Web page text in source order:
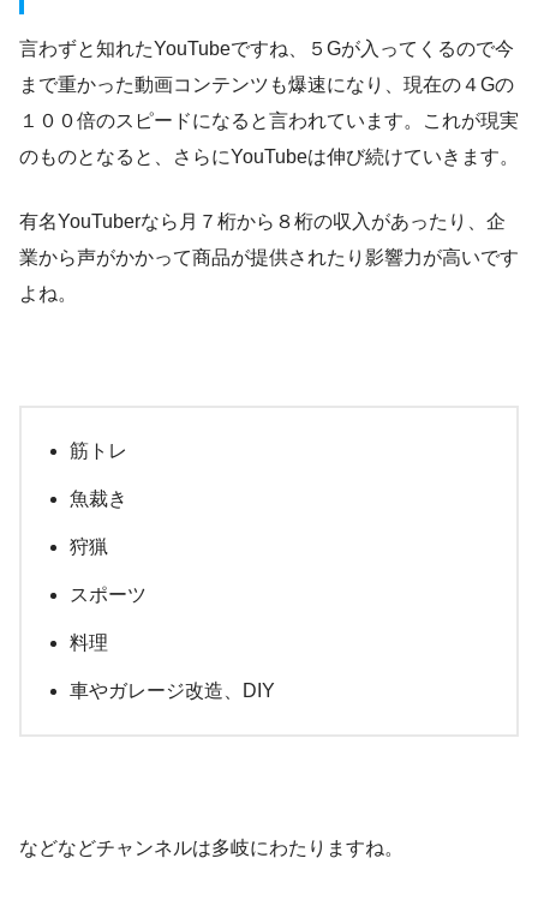
言わずと知れたYouTubeですね、５Gが入ってくるので今
まで重かった動画コンテンツも爆速になり、現在の４Gの
１００倍のスピードになると言われています。これが現実
のものとなると、さらにYouTubeは伸び続けていきます。
有名YouTuberなら月７桁から８桁の収入があったり、企
業から声がかかって商品が提供されたり影響力が高いです
よね。
筋トレ
魚裁き
狩猟
スポーツ
料理
車やガレージ改造、DIY
などなどチャンネルは多岐にわたりますね。